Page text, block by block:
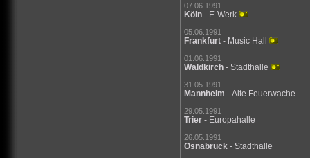
07.06.1991
Köln - E-Werk
05.06.1991
Frankfurt - Music Hall
01.06.1991
Waldkirch - Stadthalle
31.05.1991
Mannheim - Alte Feuerwache
29.05.1991
Trier - Europahalle
26.05.1991
Osnabrück - Stadthalle